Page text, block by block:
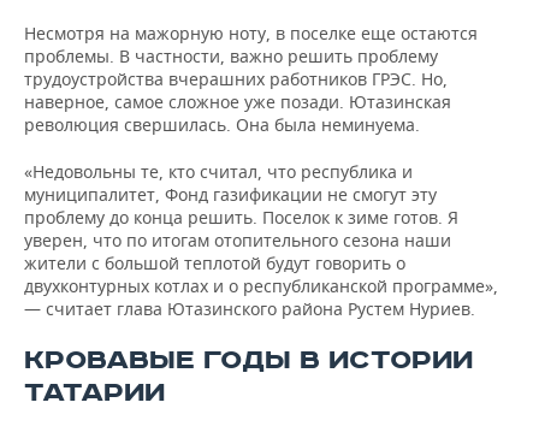
Несмотря на мажорную ноту, в поселке еще остаются
проблемы. В частности, важно решить проблему
трудоустройства вчерашних работников ГРЭС. Но,
наверное, самое сложное уже позади. Ютазинская
революция свершилась. Она была неминуема.
«Недовольны те, кто считал, что республика и
муниципалитет, Фонд газификации не смогут эту
проблему до конца решить. Поселок к зиме готов. Я
уверен, что по итогам отопительного сезона наши
жители с большой теплотой будут говорить о
двухконтурных котлах и о республиканской программе»,
— считает глава Ютазинского района Рустем Нуриев.
КРОВАВЫЕ ГОДЫ В ИСТОРИИ
ТАТАРИИ